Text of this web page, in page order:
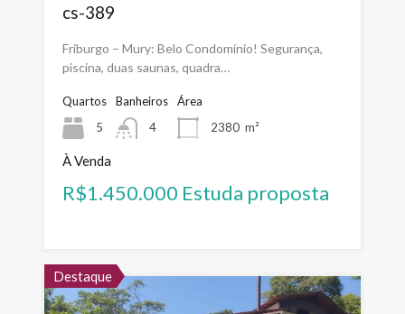
cs-389
Friburgo – Mury: Belo Condomínio! Segurança,
piscina, duas saunas, quadra…
Quartos
5
Banheiros
4
Área
2380 m²
À Venda
R$1.450.000 Estuda proposta
Destaque